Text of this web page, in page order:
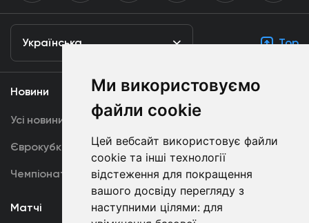
Ми використовуємо
файли cookie
Цей вебсайт використовує файли
cookie та інші технології
відстеження для покращення
вашого досвіду перегляду з
наступними цілями: для
Українська Top
Новини
Усі новини
Єврокубки
Чемпіонат України
Медіа
Динамо TV
Фотогалерея
Акредитація
Матчі Команда